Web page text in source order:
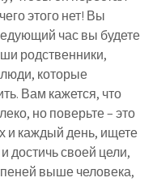
этого нет! Вы
час вы будете
родственники,
люди, которые
Вам кажется, что
но поверьте – это
и каждый день, ищете
и достичь своей цели,
выше человека,